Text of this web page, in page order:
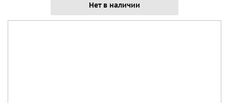
Нет в наличии